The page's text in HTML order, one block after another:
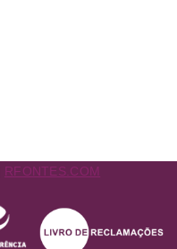
RFONTES.COM